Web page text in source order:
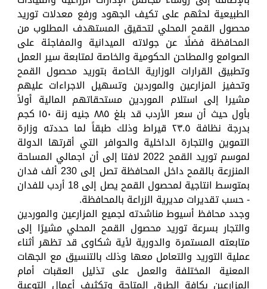
الطبيعية لحثهم على تكيف الجهود ورفع معدلات توريد
محصول القمح المحلي لتحقيق المستهدف المطلوب من
المحافظة فضلًا عن جولاته الميدانية والمفاجئة على
الصوامع والمطاحن الحكومية والخاصة لمتابعة سير العمل
وتطبيق القرارات الوزارية الخاصة بتوريد محصول القمح
وتحفيز المزارعين والموردين وتسهيل الاجراءات عليهم
مشيرا إلى استلام الموردين مستحقاتهم المالية أولاً
بأول حيث أن سعر الأردب قد بلغ ٨٨٥ جنيه زنة ١٥٠ كجم
بدرجة نظافة ٢٣.٥ قيراط وذلك طبقاً لما حددته وزارة
التموين والتجارة الداخلية والحوافر التي أقرتها الدولة
لموسم توريد القمح 2022 لافتا إلى أن اجمالي المساحة
المنزرعة بالقمح داخل المحافظة تصل إلى 230 ألف فدان
بمتوسط انتاجية لمحصول القمح يصل إلى 18 أردب للفدان
- حسب تقديرات مديرية الزراعة بالمحافظة.
وجدد محافظ أسيوط مناشدته لجميع المزارعين والموردين
والتجار بسرعة توريد محصول القمح المحلي مشيرًا إلى
متابعته المستمرة والدورية لأية شكاوى قد تظهر أثناء
عملية التوريد والتعامل معها وذلك بالتنسيق مع الجهات
المعنية المختلفة والعمل على تذليل العقبات أمام
المزارعين بكافة الطرق المتاحة وتكثيف أعمال التوعية